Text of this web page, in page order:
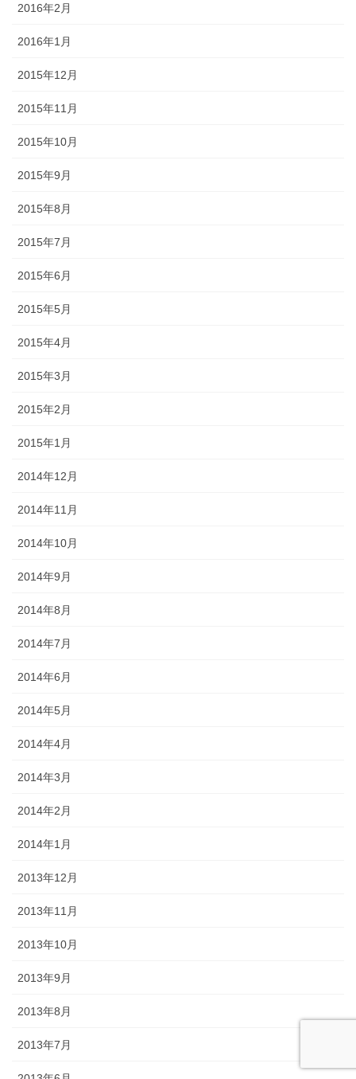
2016年2月
2016年1月
2015年12月
2015年11月
2015年10月
2015年9月
2015年8月
2015年7月
2015年6月
2015年5月
2015年4月
2015年3月
2015年2月
2015年1月
2014年12月
2014年11月
2014年10月
2014年9月
2014年8月
2014年7月
2014年6月
2014年5月
2014年4月
2014年3月
2014年2月
2014年1月
2013年12月
2013年11月
2013年10月
2013年9月
2013年8月
2013年7月